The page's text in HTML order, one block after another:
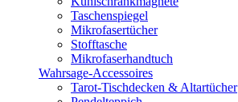
Taschenspiegel
Mikrofasertücher
Stofftasche
Mikrofaserhandtuch
Wahrsage-Accessoires
Tarot-Tischdecken & Altartücher